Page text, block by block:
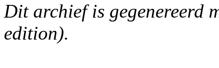
Dit archief is gegenereerd
edition).